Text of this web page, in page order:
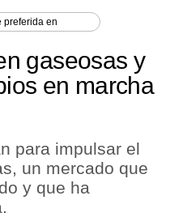
preferida en
gaseosas y
en marcha
para impulsar el
un mercado que
y que ha